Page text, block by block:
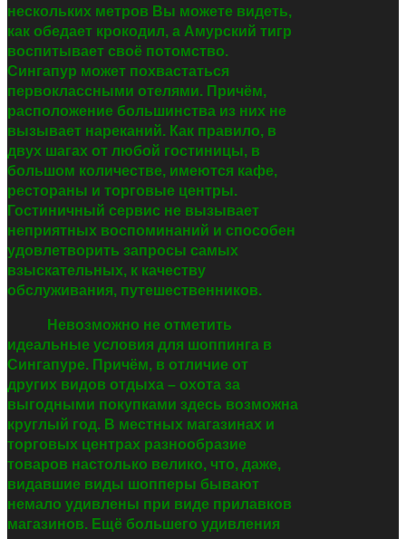
нескольких метров Вы можете видеть,
как обедает крокодил, а Амурский тигр
воспитывает своё потомство.
Сингапур может похвастаться
первоклассными отелями. Причём,
расположение большинства из них не
вызывает нареканий. Как правило, в
двух шагах от любой гостиницы, в
большом количестве, имеются кафе,
рестораны и торговые центры.
Гостиничный сервис не вызывает
неприятных воспоминаний и способен
удовлетворить запросы самых
взыскательных, к качеству
обслуживания, путешественников.
Невозможно не отметить
идеальные условия для шоппинга в
Сингапуре. Причём, в отличие от
других видов отдыха – охота за
выгодными покупками здесь возможна
круглый год. В местных магазинах и
торговых центрах разнообразие
товаров настолько велико, что, даже,
видавшие виды шопперы бывают
немало удивлены при виде прилавков
магазинов. Ещё большего удивления